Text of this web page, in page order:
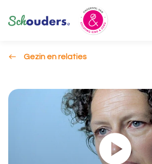
Gezin en relaties